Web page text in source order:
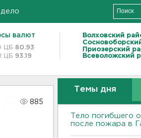
валют
ЦБ 80.93
ЦБ 93.19
Волховский
Приозерский
Всеволожский
885
Темы дня
Тело погибшего
после пожара в